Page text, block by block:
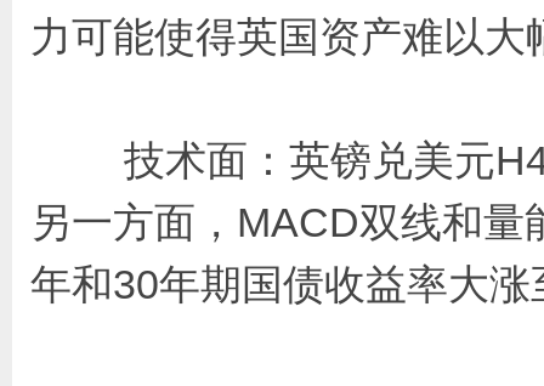
力可能使得英国资产难以大
技术面：英镑兑美元H4
另一方面，MACD双线和
年和30年期国债收益率大